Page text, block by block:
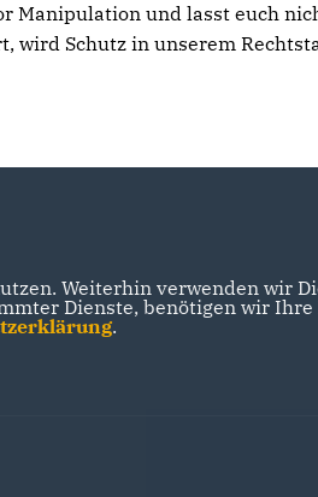
Manipulation und lasst euch
wird Schutz in unserem
Weiterhin verwenden wir
Dienste, benötigen wir
.